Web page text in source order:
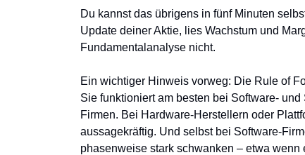
Du kannst das übrigens in fünf Minuten
Update deiner Aktie, lies Wachstum und
Fundamentalanalyse nicht.
Ein wichtiger Hinweis vorweg: Die Rule of
Sie funktioniert am besten bei Software-
Firmen. Bei Hardware-Herstellern oder
aussagekräftig. Und selbst bei Software-
phasenweise stark schwanken – etwa